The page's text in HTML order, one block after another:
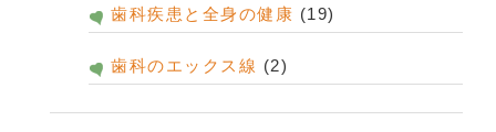
歯科疾患と全身の健康 (19)
歯科のエックス線 (2)